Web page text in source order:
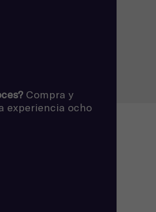
Compra y
experiencia ocho